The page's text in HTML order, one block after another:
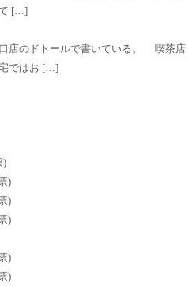
て […]
店のドトールで書いている。 喫茶店
ではお […]
)
)
)
)
)
)